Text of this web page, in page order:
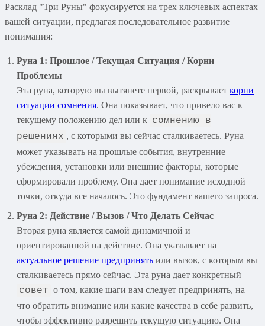
Расклад "Три Руны" фокусируется на трех ключевых аспектах
вашей ситуации, предлагая последовательное развитие
понимания:
Руна 1: Прошлое / Текущая Ситуация / Корни
Проблемы
Эта руна, которую вы вытянете первой, раскрывает корни
ситуации сомнения. Она показывает, что привело вас к
текущему положению дел или к сомнению в
решениях , с которыми вы сейчас сталкиваетесь. Руна
может указывать на прошлые события, внутренние
убеждения, установки или внешние факторы, которые
сформировали проблему. Она дает понимание исходной
точки, откуда все началось. Это фундамент вашего запроса.
Руна 2: Действие / Вызов / Что Делать Сейчас
Вторая руна является самой динамичной и
ориентированной на действие. Она указывает на
актуальное решение предпринять или вызов, с которым вы
сталкиваетесь прямо сейчас. Эта руна дает конкретный
совет о том, какие шаги вам следует предпринять, на
что обратить внимание или какие качества в себе развить,
чтобы эффективно разрешить текущую ситуацию. Она